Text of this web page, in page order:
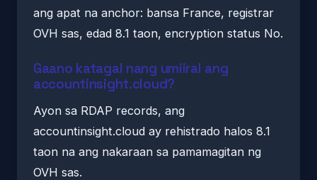
ang apat na anchor: bansa France, registrar
OVH sas, edad 8.1 taon, encryption status No.
Gaano katagal nang umiiral ang
accountinsight.cloud?
Ayon sa RDAP records, ang
accountinsight.cloud ay rehistrado halos 8.1
taon na ang nakaraan sa pamamagitan ng
OVH sas.